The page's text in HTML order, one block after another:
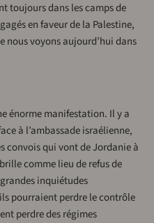
toujours dans les camps de
en faveur de la Palestine,
nous voyons aujourd’hui dans
énorme manifestation. Il y a
à l’ambassade israélienne,
convois qui vont de Jordanie à
comme lieu de refus de
inquiétudes
pourraient perdre le contrôle
perdre des régimes